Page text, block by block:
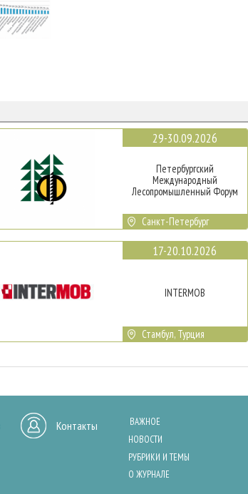
29-30.09.2026
Петербургский
Международный
Лесопромышленный Форум
Санкт-Петербург
17-20.10.2026
INTERMOB
Стамбул, Турция
Контакты
ВАЖНОЕ
НОВОСТИ
РУБРИКИ И ТЕМЫ
О ЖУРНАЛЕ